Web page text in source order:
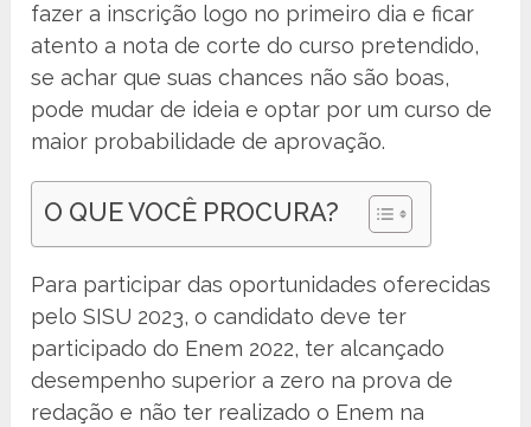
fazer a inscrição logo no primeiro dia e ficar
atento a nota de corte do curso pretendido,
se achar que suas chances não são boas,
pode mudar de ideia e optar por um curso de
maior probabilidade de aprovação.
O QUE VOCÊ PROCURA?
Para participar das oportunidades oferecidas
pelo SISU 2023, o candidato deve ter
participado do Enem 2022, ter alcançado
desempenho superior a zero na prova de
redação e não ter realizado o Enem na